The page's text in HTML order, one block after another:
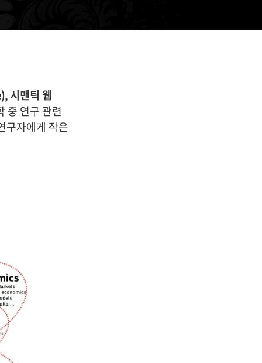
1. 2. 08:52
시맨틱 웹
중 연구 관련
구자에게 작은